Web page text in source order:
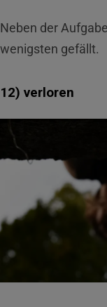
Neben der
wenigsten gefällt.
12) verloren